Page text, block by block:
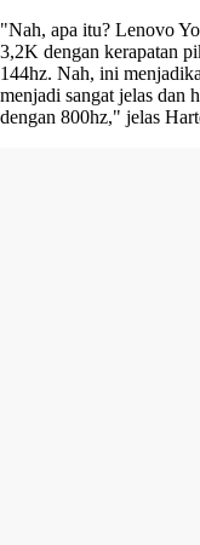
"Nah, apa itu? Lenovo
3,2K dengan kerapatan
144hz. Nah, ini
menjadi sangat jelas dan
dengan 800hz," jelas